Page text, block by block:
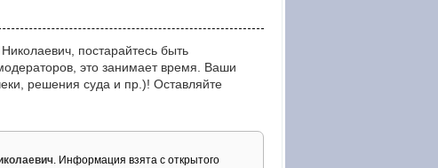
постарайтесь быть
это занимает время. Ваши
решения суда и пр.)! Оставляйте
. Информация взята с открытого